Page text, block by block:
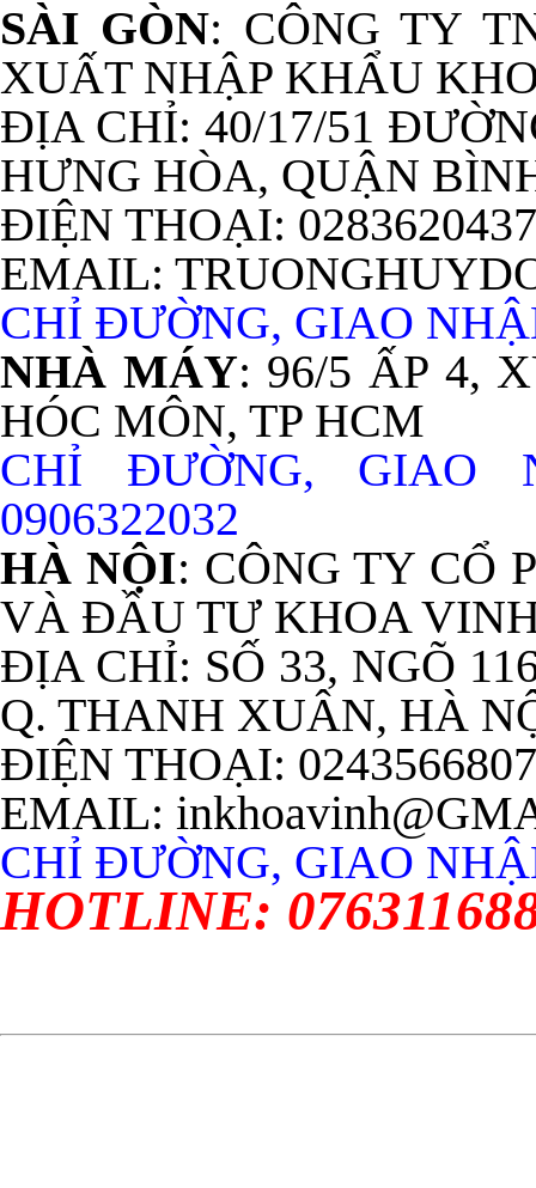
SÀI GÒN: CÔNG TY
XUẤT NHẬP KHẨU
ĐỊA CHỈ: 40/17/51
HƯNG HÒA, QUẬN
ĐIỆN THOẠI:
EMAIL:
CHỈ ĐƯỜNG, GIAO
NHÀ MÁY: 96/5 ẤP 4,
HÓC MÔN, TP HCM
CHỈ ĐƯỜNG, GIAO
0906322032
HÀ NỘI: CÔNG TY CỔ
VÀ ĐẦU TƯ KHOA
ĐỊA CHỈ: SỐ 33, NGÕ
Q. THANH XUÂN, HÀ
ĐIỆN THOẠI:
EMAIL:
CHỈ ĐƯỜNG, GIAO
HOTLINE: